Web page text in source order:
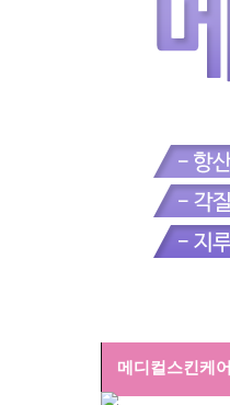
메디컬스킨케어